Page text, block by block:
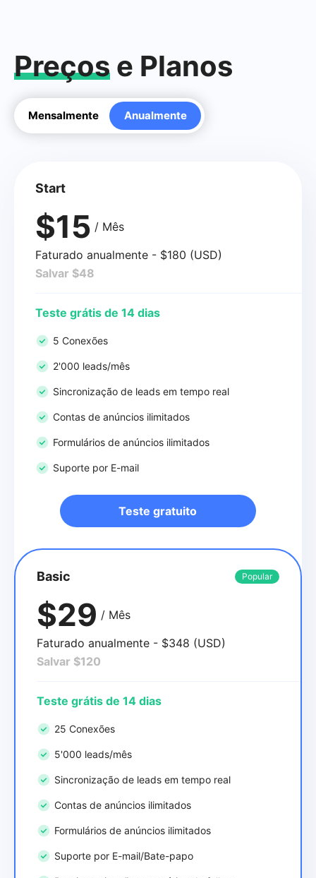
Preços e Planos
Mensalmente Anualmente
Start
$15 / Mês
Faturado anualmente - $180 (USD)
Salvar $48
Teste grátis de 14 dias
5 Conexões
2'000 leads/mês
Sincronização de leads em tempo real
Contas de anúncios ilimitados
Formulários de anúncios ilimitados
Suporte por E-mail
Teste gratuito
Basic Popular
$29 / Mês
Faturado anualmente - $348 (USD)
Salvar $120
Teste grátis de 14 dias
25 Conexões
5'000 leads/mês
Sincronização de leads em tempo real
Contas de anúncios ilimitados
Formulários de anúncios ilimitados
Suporte por E-mail/Bate-papo